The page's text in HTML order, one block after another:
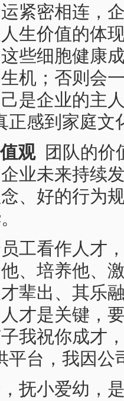
紧密相连，
生价值的体
些细胞健康
机；否则会
是企业的主
正感到家庭文
观团队的价
业未来持续
、好的行为
工看作人才
、培养他、
辈出、其乐
才是关键，
我祝你成才
平台，我因公
抚小爱幼，